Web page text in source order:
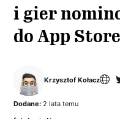
i gier
do App
Krzysztof Kołacz
Dodane: 2 lata temu